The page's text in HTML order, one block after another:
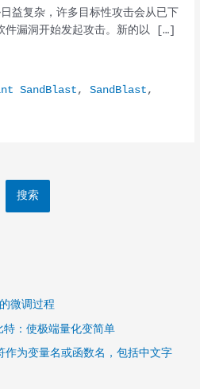
搜索
微调过程
：使极端量化变简单
为变量名或函数名，包括中文字
益复杂，许多目标性攻击会从已下
件漏洞开始发起攻击。新的以 […]
SandBlast ,SandBlast ,